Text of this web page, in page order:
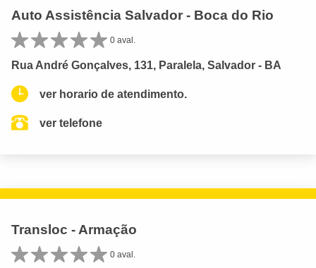
Auto Assistência Salvador - Boca do Rio
0 aval.
Rua André Gonçalves, 131, Paralela, Salvador - BA
ver horario de atendimento.
ver telefone
Transloc - Armação
0 aval.